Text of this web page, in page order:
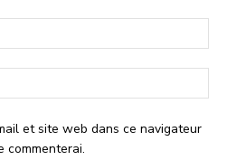
:*
:*
et site web dans ce navigateur
commenterai.